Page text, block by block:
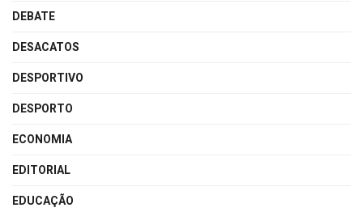
DEBATE
DESACATOS
DESPORTIVO
DESPORTO
ECONOMIA
EDITORIAL
EDUCAÇÃO